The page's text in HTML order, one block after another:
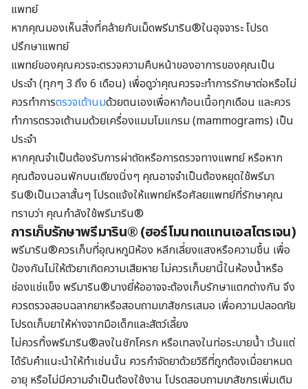
แพทย์
หากคุณมองเห็นสิ่งที่คล้ายกับเม็ดพรีมาริน®ในอุจจาระ โปรด
ปรึกษาแพทย์
แพทย์ของคุณควรจะตรวจความคืบหน้าของอาการของคุณเป็น
ประจำ (ทุกๆ 3 ถึง 6 เดือน) เพื่อดูว่าคุณควรจะทำการรักษาต่อหรือไม่
ควรทำการตรวจเต้านมด้วยตนเองเพื่อหาก้อนเนื้อทุกเดือน และควร
ทำการตรวจเต้านมด้วยเครื่องแมมโมแกรม (mammograms) เป็น
ประจำ
หากคุณจำเป็นต้องรับการผ่าตัดหรือการตรวจทางแพทย์ หรือหาก
คุณต้องนอนพักบนเตียงนิ่งๆ คุณอาจจำเป็นต้องหยุดใช้พรีมา
ริน®เป็นเวลาสั้นๆ โปรดแจ้งให้แพทย์หรือศัลยแพทย์ที่รักษาคุณ
ทราบว่า คุณกำลังใช้พรีมาริน®
การเก็บรักษาพรีมาริน® (ฮอร์โมนทดแทนเอสโตรเจน)
พรีมาริน®ควรเก็บที่อุณหภูมิห้อง หลีกเลี่ยงแสงหรือความชื้น เพื่อ
ป้องกันไม่ให้ตัวยาเกิดความเสียหาย ไม่ควรเก็บยานี้ในห้องน้ำหรือ
ช่องแช่แข็ง พรีมาริน®บางยี่ห้ออาจจะต้องเก็บรักษาแตกต่างกัน จึง
ควรตรวจสอบฉลากยาหรือสอบถามเภสัชกรเสมอ เพื่อความปลอดภัย
โปรดเก็บยาให้ห่างจากมือเด็กและสัตว์เลี้ยง
ไม่ควรทิ้งพรีมาริน®ลงในชักโครก หรือเทลงในท่อระบายน้ำ เว้นแต่
ได้รับคำแนะนำให้ทำเช่นนั้น ควรกำจัดยาด้วยวิธีที่ถูกต้องเมื่อยาหมด
อายุ หรือไม่มีความจำเป็นต้องใช้งาน โปรดสอบถามเภสัชกรเพิ่มเติม